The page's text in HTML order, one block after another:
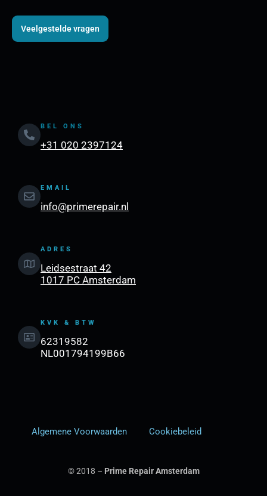
Veelgestelde vragen
BEL ONS
+31 020 2397124
EMAIL
info@primerepair.nl
ADRES
Leidsestraat 42
1017 PC Amsterdam
KVK & BTW
62319582
NL001794199B66
Algemene Voorwaarden Cookiebeleid
© 2018 – Prime Repair Amsterdam